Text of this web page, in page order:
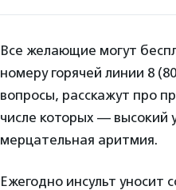
Все желающие могут
номеру горячей линии 8
вопросы, расскажут про
числе которых — высокий
мерцательная аритмия.
Ежегодно инсульт уносит